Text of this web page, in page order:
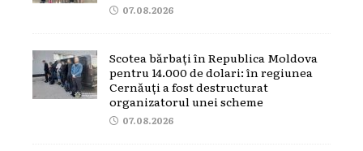
07.08.2026
Scotea bărbați în Republica Moldova
pentru 14.000 de dolari: în regiunea
Cernăuți a fost destructurat
organizatorul unei scheme
07.08.2026